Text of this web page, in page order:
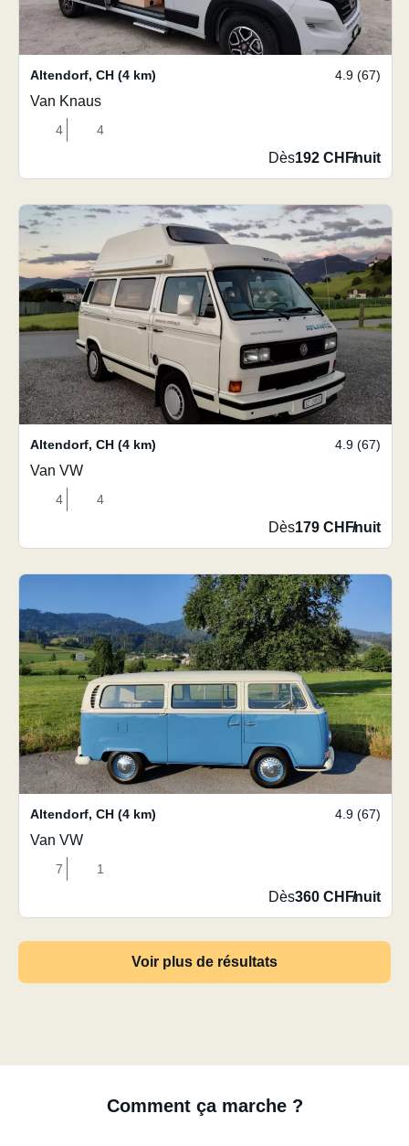
Altendorf, CH (4 km) 4.9 (67)
Van Knaus
4 4
Dès192 CHF/nuit
Altendorf, CH (4 km) 4.9 (67)
Van VW
4 4
Dès179 CHF/nuit
Altendorf, CH (4 km) 4.9 (67)
Van VW
7 1
Dès360 CHF/nuit
Voir plus de résultats
Comment ça marche ?